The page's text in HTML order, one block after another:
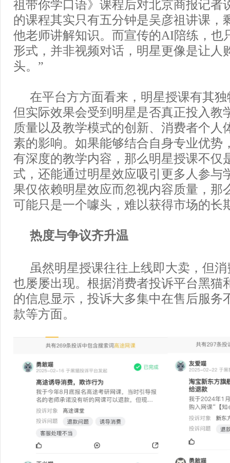
祖带你学口语》课程后对北京商报记者
的课程其实只有五分钟是吴彦祖讲课，
他老师讲解知识。而宣传的AI陪练，也
形式，并非视频对话，明星更像是让人
头。”
在平台方方面看来，明星授课有其
但实际效果会受到明星是否真正投入教
质量以及教学模式的创新、消费者个人
素的影响。如果能够结合自身专业优势
有深度的教学内容，那么明星授课不仅
式，还能通过明星效应吸引更多人参与
果仅依赖明星效应而忽视内容质量，那
可能只是一个噱头，难以获得市场的长
热度与争议齐升温
虽然明星授课往往上线即大卖，但
也屡屡出现。根据消费者投诉平台黑猫
的信息显示，投诉大多集中在售后服务
款等方面。